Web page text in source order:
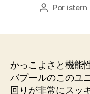
Autor
Por istern
かっこよさと機能
バプールのこのユ
回りが非常にスッ